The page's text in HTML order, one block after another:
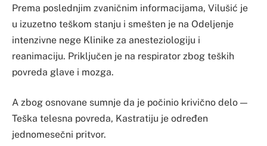
Prema poslednjim zvaničnim informacijama, Vilušić je
u izuzetno teškom stanju i smešten je na Odeljenje
intenzivne nege Klinike za anesteziologiju i
reanimaciju. Priključen je na respirator zbog teških
povreda glave i mozga.
A zbog osnovane sumnje da je počinio krivično delo —
Teška telesna povreda, Kastratiju je određen
jednomesečni pritvor.